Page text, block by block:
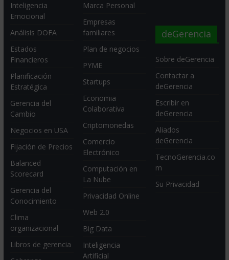
Inteligencia
Emocional
Análisis DOFA
Estados
Financieros
Planificación
Estratégica
Gerencia del
Cambio
Negocios en USA
Fijación de Precios
Balanced
Scorecard
Gerencia del
Conocimiento
Clima
organizacional
Libros de gerencia
Marca Personal
Empresas
familiares
Plan de negocios
PYME
Startups
Economia
Colaborativa
Criptomonedas
Comercio
Electrónico
Computación en
La Nube
Privacidad Online
Web 2.0
Big Data
Inteligencia
Artificial
deGerencia
Sobre deGerencia
Contactar a
deGerencia
Escribir en
deGerencia
Aliados
deGerencia
TecnoGerencia.co
m
Su Privacidad